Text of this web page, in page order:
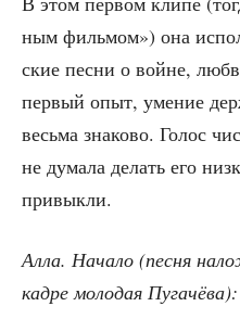
ным филь­мом») она
ские пес­ни о войне,
пер­вый опыт, уме­ние
весь­ма зна­ко­во. Голос
не дума­ла делать его
привыкли.
Алла. Нача­ло (пес­ня
кад­ре моло­дая Пугачёва):